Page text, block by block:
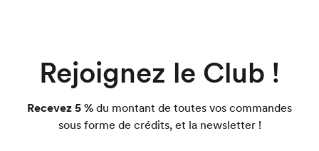
Rejoignez le Club !
Recevez 5 % du montant de toutes vos commandes
sous forme de crédits, et la newsletter !